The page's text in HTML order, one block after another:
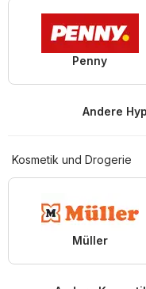
Penny
Andere
Kosmetik und Drogerie
Müller